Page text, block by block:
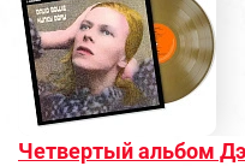
Четвертый альбом